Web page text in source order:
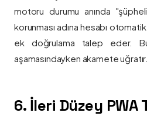
motoru durumu anında "şüpheli
korunması adına hesabı
ek doğrulama talep eder. Bu
aşamasındayken akamete uğratır.
6. İleri Düzey